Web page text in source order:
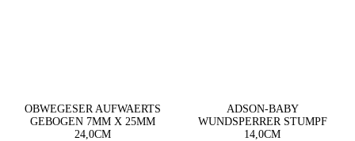
OBWEGESER AUFWAERTS
GEBOGEN 7MM X 25MM
24,0CM
ADSON-BABY
WUNDSPERRER STUMPF
14,0CM